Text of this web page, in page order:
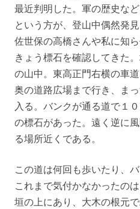
最近判明した。軍の歴史な
という方が、登山中偶然発
佐世保の高橋さんや私に知ら
きょう標石を確認してきた
の山中。東高正門右横の車
奥の道路広場まで行き、ま
入る。バンクが通る道で１
の標石があった。遠く逆に
る場所近くである。
この道は何回も歩いたり、
これまで気付かなかったの
垣の上にあり、大木の根元